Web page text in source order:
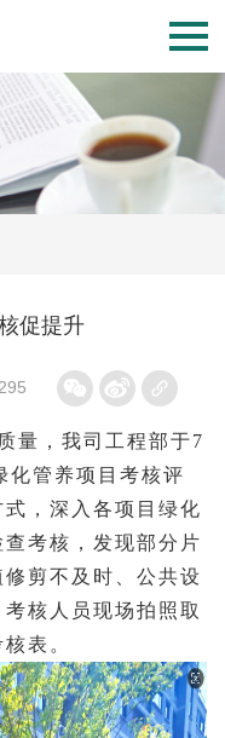
促提升
量，我司工程部于7
化管养项目考核评
，深入各项目绿化
考核，发现部分片
剪不及时、公共设
核人员现场拍照取
表。